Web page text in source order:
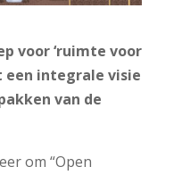
voor ‘ruimte voor
een integrale visie
van de
om “Open